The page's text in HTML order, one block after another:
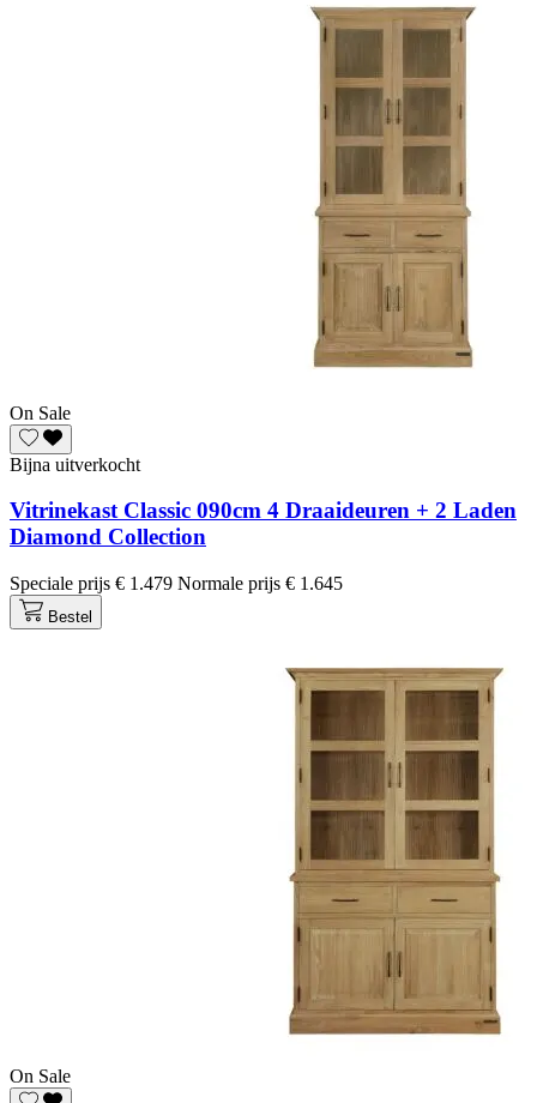
On Sale
Bijna uitverkocht
Vitrinekast Classic 090cm 4 Draaideuren + 2 Laden
Diamond Collection
Speciale prijs € 1.479 Normale prijs € 1.645
Bestel
On Sale